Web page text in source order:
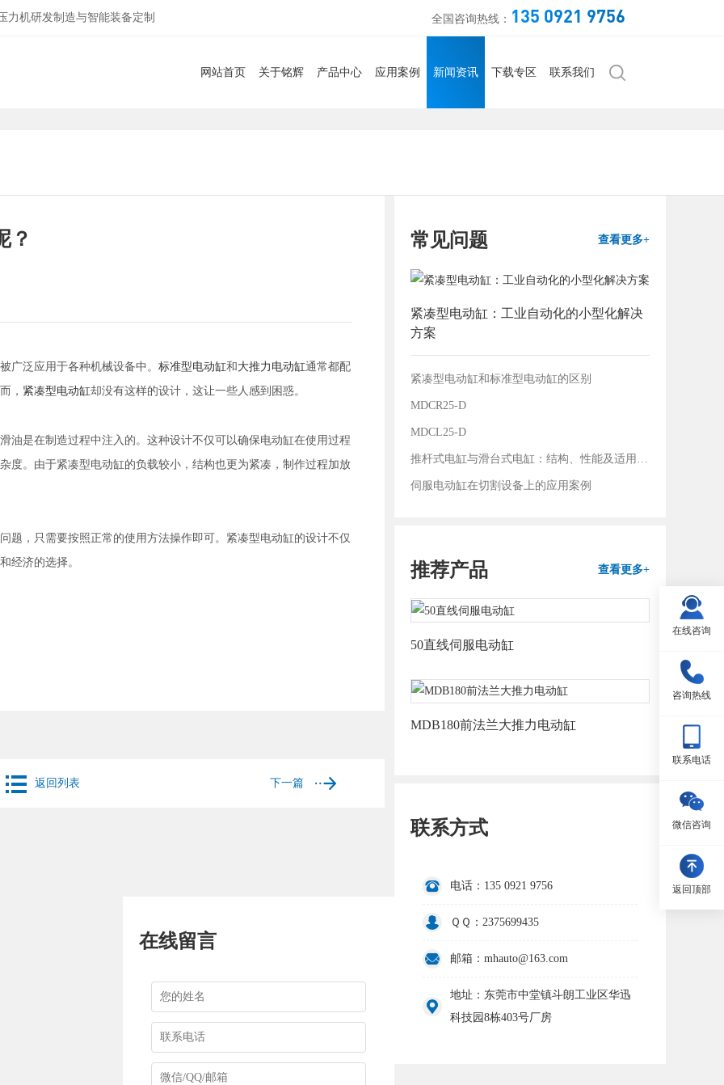
力机研发制造与智能装备定制 全国咨询热线： 135 0921 9756
网站首页 关于铭辉 产品中心 应用案例 新闻资讯 下载专区 联系我们
？
广泛应用于各种机械设备中。 标准型电动缸和 大推力电动缸通常都配
， 紧凑型电动缸却没有这样的设计，这让一些人感到困惑。
是在制造过程中注入的。这种设计不仅可以确保电动缸在使用过程
度。由于紧凑型电动缸的负载较小，结构也更为紧凑，制作过程加放
，只需要按照正常的使用方法操作即可。紧凑型电动缸的设计不仅
经济的选择。
返回列表 下一篇
常见问题 查看更多+
紧凑型电动缸：工业自动化的小型化解决
方案
紧凑型电动缸和标准型电动缸的区别
MDCR25-D
MDCL25-D
伺服电动缸在切割设备上的应用案例
推荐产品 查看更多+
50直线伺服电动缸
MDB180前法兰大推力电动缸
联系方式
电话：135 0921 9756
ＱＱ：2375699435
邮箱：mhauto@163.com
地址：东莞市中堂镇斗朗工业区华迅
科技园8栋403号厂房
在线留言
在线咨询
咨询热线
联系电话
微信咨询
返回顶部